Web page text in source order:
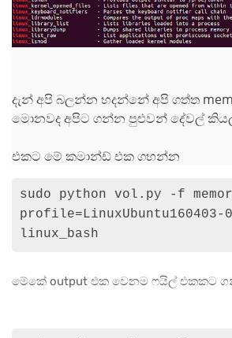
දැන් අපි බලන්න හදන්නේ අපි ගත්ත
මොනවද අපිට ගන්න පුළුවන් දේවල්
එකට මේ කමාන්ඩ් එක ගහන්න
sudo python vol.py -f
profile=LinuxUbuntu160403-
linux_bash
මේකේ output එක වෙනම ෆයිල් එකකට